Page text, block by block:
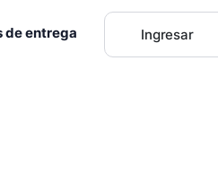
de entrega Ingresar